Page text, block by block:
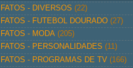
FATOS - DIVERSOS (22)
FATOS - FUTEBOL DOURADO (27)
FATOS - MODA (205)
FATOS - PERSONALIDADES (11)
FATOS - PROGRAMAS DE TV (166)